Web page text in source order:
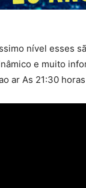
nível esses
e muito
ar As 21:30